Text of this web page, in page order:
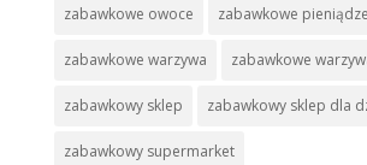
zabawkowe owoce zabawkowe pieniądze
zabawkowe warzywa zabawkowe
zabawkowy sklep zabawkowy sklep dla
zabawkowy supermarket